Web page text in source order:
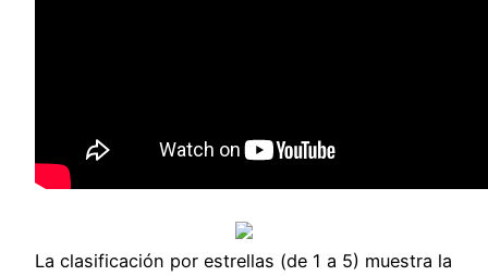
La clasificación por estrellas (de 1 a 5) muestra la